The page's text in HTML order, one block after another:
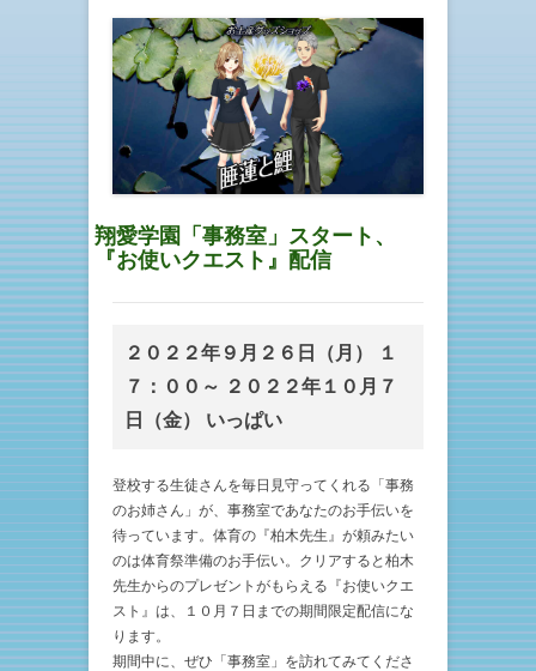
翔愛学園「事務室」スタート、
『お使いクエスト』配信
２０２２年９月２６日（月） １
７：００～ ２０２２年１０月７
日（金） いっぱい
登校する生徒さんを毎日見守ってくれる「事務
のお姉さん」が、事務室であなたのお手伝いを
待っています。体育の『柏木先生』が頼みたい
のは体育祭準備のお手伝い。クリアすると柏木
先生からのプレゼントがもらえる『お使いクエ
スト』は、１０月７日までの期間限定配信にな
ります。
期間中に、ぜひ「事務室」を訪れてみてくださ